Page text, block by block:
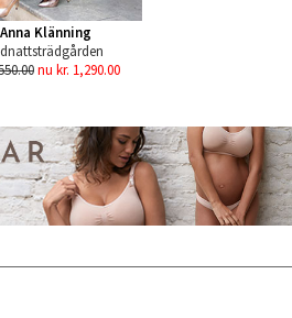
Anna Klänning
nu kr. 1,290.00